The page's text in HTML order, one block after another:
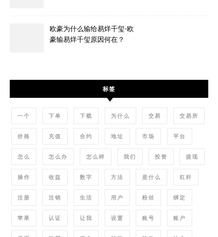
欧豪为什么输给易烊千玺-欧
豪输易烊千玺原因何在？
标签
一个 下单 下载 为什么 交易 交易所
价格 充值 合约 地址 市场 平台
怎么 怎么办 怎么样 我们 投资 提现
操作 收益 数字 方法 是什么 杠杆
注册 注销 生活 用户 粉丝 绑定
苹果 认证 让我 设置 账号 账户